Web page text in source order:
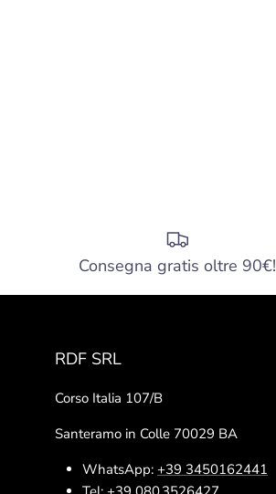
Consegna gratis oltre 90€!
RDF SRL
Corso Italia 107/B
Santeramo in Colle 70029 BA
WhatsApp: +39 3450162441